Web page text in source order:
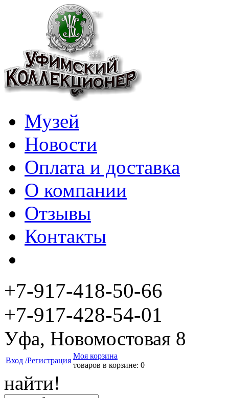
Музей
Новости
Оплата и доставка
О компании
Отзывы
Контакты
+7-917-418-50-66
+7-917-428-54-01
Уфа, Новомостовая 8
Вход /Регистрация
Моя корзина
товаров в корзине: 0
найти!